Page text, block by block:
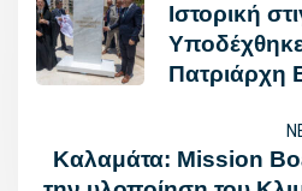
Ιστορική
Πατριάρχη
Καλαμάτα: Mission